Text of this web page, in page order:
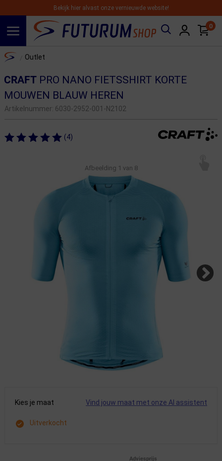
Bekijk hier alvast onze vernieuwde website!
0
Home Outlet
CRAFTPRO NANO FIETSSHIRT KORTE
MOUWEN BLAUW HEREN
Artikelnummer: 6030-2952-001-N2102
(4)
Afbeelding 1 van 8
Kies je maat Vind jouw maat met onze AI assistent
Uitverkocht
Adviesprijs